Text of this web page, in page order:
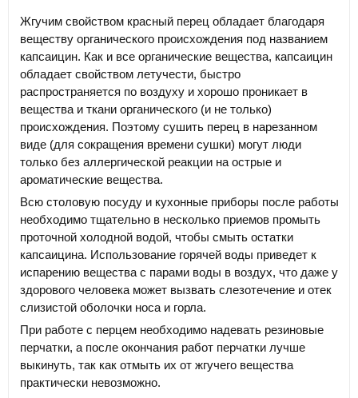
Жгучим свойством красный перец обладает благодаря
веществу органического происхождения под названием
капсаицин. Как и все органические вещества, капсаицин
обладает свойством летучести, быстро
распространяется по воздуху и хорошо проникает в
вещества и ткани органического (и не только)
происхождения. Поэтому сушить перец в нарезанном
виде (для сокращения времени сушки) могут люди
только без аллергической реакции на острые и
ароматические вещества.
Всю столовую посуду и кухонные приборы после работы
необходимо тщательно в несколько приемов промыть
проточной холодной водой, чтобы смыть остатки
капсаицина. Использование горячей воды приведет к
испарению вещества с парами воды в воздух, что даже у
здорового человека может вызвать слезотечение и отек
слизистой оболочки носа и горла.
При работе с перцем необходимо надевать резиновые
перчатки, а после окончания работ перчатки лучше
выкинуть, так как отмыть их от жгучего вещества
практически невозможно.